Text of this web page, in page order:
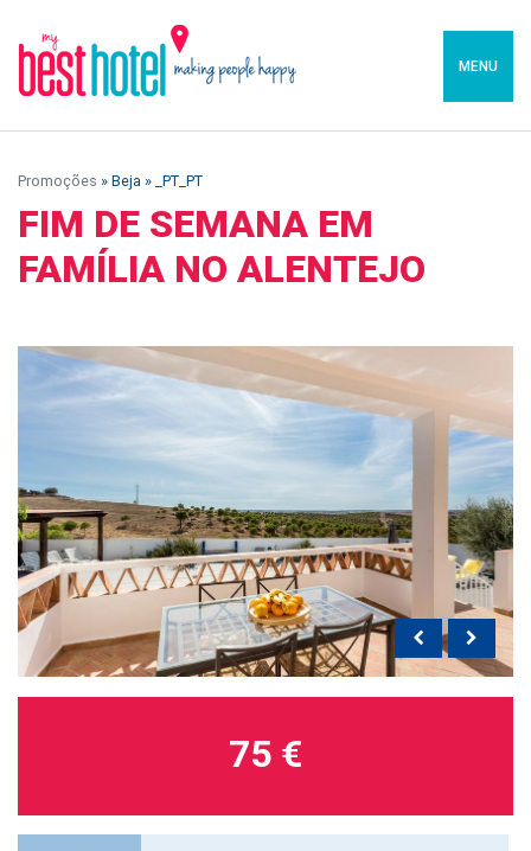
MENU
Promoções » Beja » _PT_PT
FIM DE SEMANA EM
FAMÍLIA NO ALENTEJO
75 €